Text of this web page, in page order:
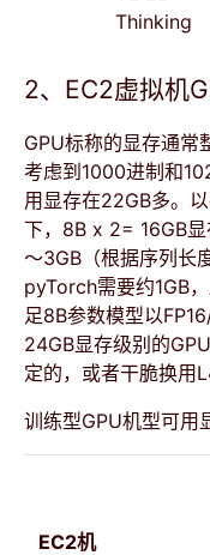
Thinking
2、EC2虚拟机
GPU标称的显存通常
考虑到1000进制和
用显存在22GB多。
下，8B x 2= 16GB
～3GB（根据序列长
pyTorch需要约1GB
足8B参数模型以
24GB显存级别的
定的，或者干脆换用
训练型GPU机型可用
EC2机